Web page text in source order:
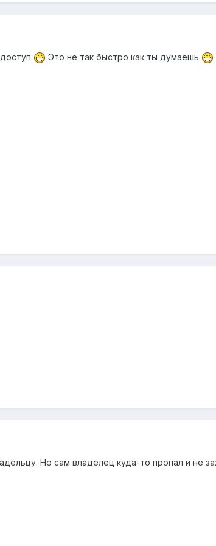
Это не так быстро как ты думаешь
Но сам владелец куда-то пропал и не